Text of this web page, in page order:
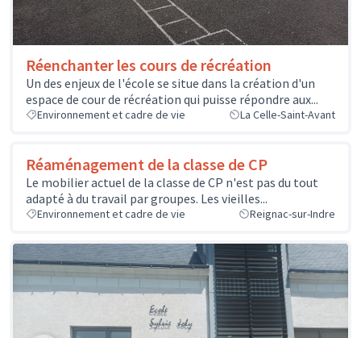
Réenchanter les cours de récréation
Un des enjeux de l'école se situe dans la création d'un
espace de cour de récréation qui puisse répondre aux...
Environnement et cadre de vie La Celle-Saint-Avant
Réaménagement de la classe de CP
Le mobilier actuel de la classe de CP n'est pas du tout
adapté à du travail par groupes. Les vieilles...
Environnement et cadre de vie Reignac-sur-Indre